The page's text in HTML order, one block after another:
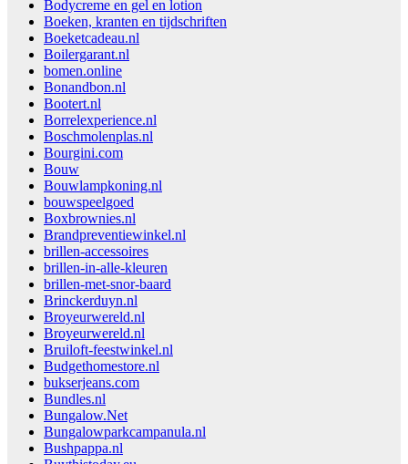
Bodycreme en gel en lotion
Boeken, kranten en tijdschriften
Boeketcadeau.nl
Boilergarant.nl
bomen.online
Bonandbon.nl
Bootert.nl
Borrelexperience.nl
Boschmolenplas.nl
Bourgini.com
Bouw
Bouwlampkoning.nl
bouwspeelgoed
Boxbrownies.nl
Brandpreventiewinkel.nl
brillen-accessoires
brillen-in-alle-kleuren
brillen-met-snor-baard
Brinckerduyn.nl
Broyeurwereld.nl
Broyeurwereld.nl
Bruiloft-feestwinkel.nl
Budgethomestore.nl
bukserjeans.com
Bundles.nl
Bungalow.Net
Bungalowparkcampanula.nl
Bushpappa.nl